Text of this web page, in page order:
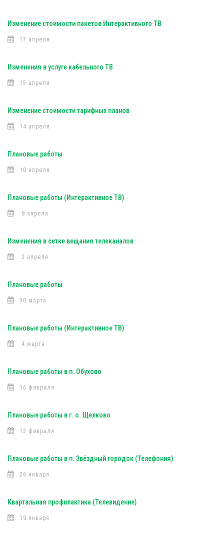
Изменение стоимости пакетов Интерактивного ТВ
17 апреля
Изменения в услуге кабельного ТВ
15 апреля
Изменение стоимости тарифных планов
14 апреля
Плановые работы
10 апреля
Плановые работы (Интерактивное ТВ)
8 апреля
Изменения в сетке вещания телеканалов
2 апреля
Плановые работы
30 марта
Плановые работы (Интерактивное ТВ)
4 марта
Плановые работы в п. Обухово
16 февраля
Плановые работы в г. о. Щелково
13 февраля
Плановые работы в п. Звёздный городок (Телефония)
26 января
Квартальная профилактика (Телевидение)
19 января